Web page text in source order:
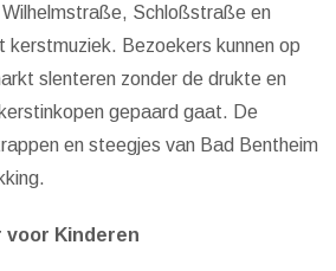
Schloßstraße en
kerstmuziek. Bezoekers kunnen op
slenteren zonder de drukte en
gepaard gaat. De
en steegjes van Bad Bentheim
voor Kinderen